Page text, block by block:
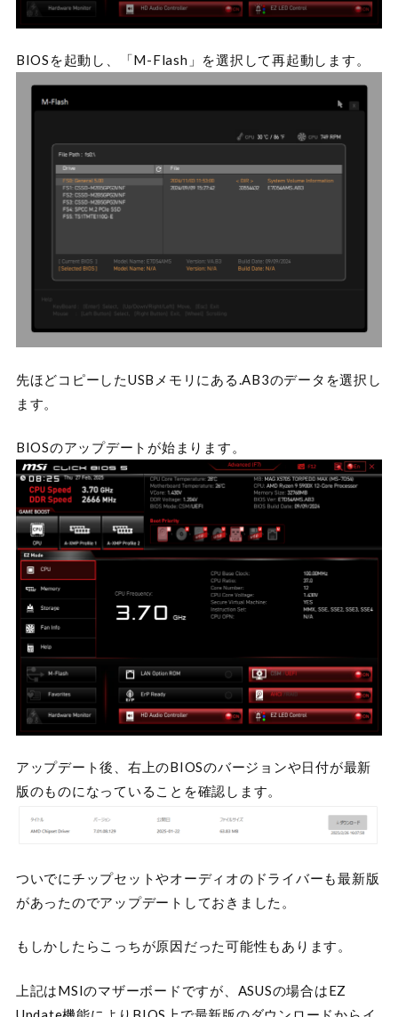
BIOSを起動し、「M-Flash」を選択して再起動します。
先ほどコピーしたUSBメモリにある.AB3のデータを選択し
ます。
BIOSのアップデートが始まります。
アップデート後、右上のBIOSのバージョンや日付が最新
版のものになっていることを確認します。
ついでにチップセットやオーディオのドライバーも最新版
があったのでアップデートしておきました。
もしかしたらこっちが原因だった可能性もあります。
上記はMSIのマザーボードですが、ASUSの場合はEZ